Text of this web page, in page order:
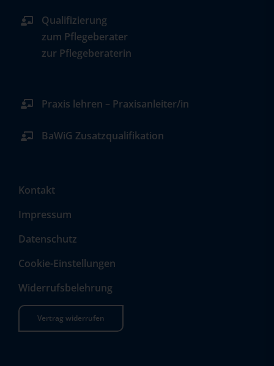
Qualifizierung
zum Pflegeberater
zur Pflegeberaterin
Praxis lehren – Praxisanleiter/in
BaWiG Zusatzqualifikation
Kontakt
Impressum
Datenschutz
Cookie-Einstellungen
Widerrufsbelehrung
Vertrag widerrufen